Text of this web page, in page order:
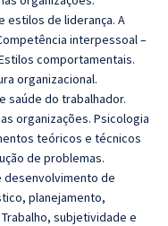
estilos de liderança. A
interpessoal –
comportamentais.
organizacional.
saúde do trabalhador.
organizações. Psicologia
teóricos e técnicos
de problemas.
desenvolvimento de
planejamento,
subjetividade e